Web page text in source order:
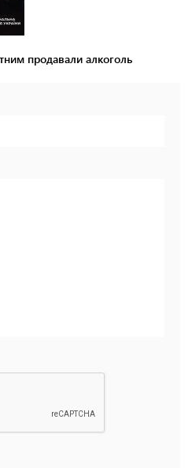
продавали алкоголь